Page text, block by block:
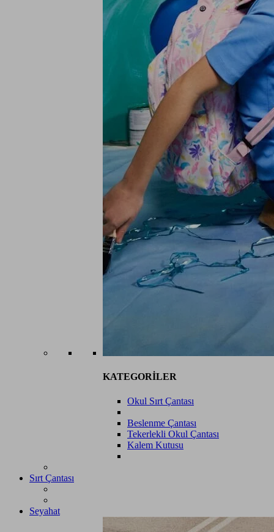
KATEGORİLER
Okul Sırt Çantası
Beslenme Çantası
Tekerlekli Okul Çantası
Kalem Kutusu
Sırt Çantası
Seyahat